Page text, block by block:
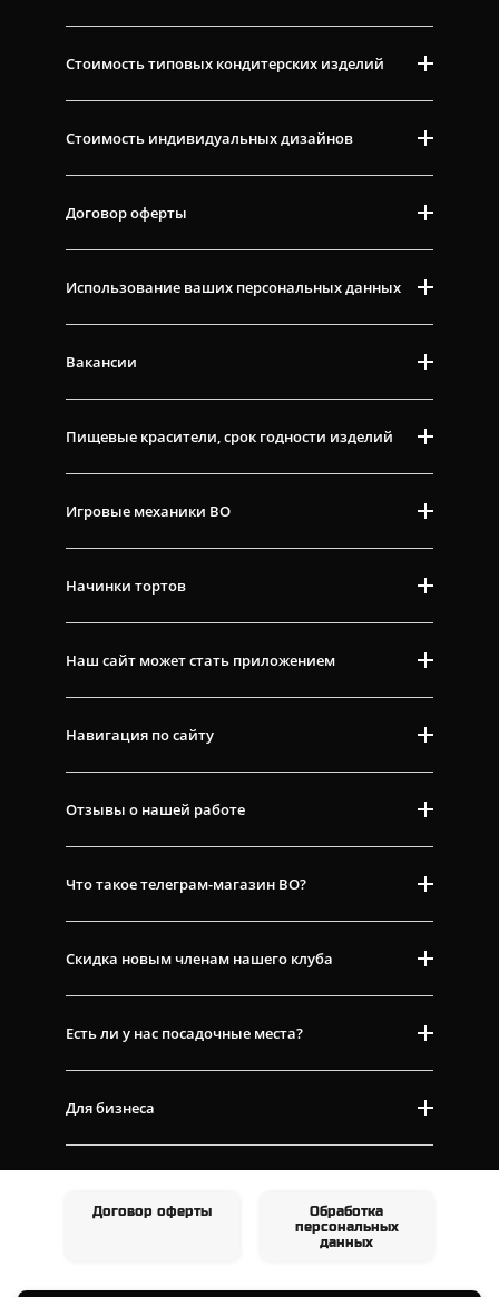
Стоимость типовых кондитерских изделий
Стоимость индивидуальных дизайнов
Договор оферты
Использование ваших персональных данных
Вакансии
Пищевые красители, срок годности изделий
Игровые механики ВО
Начинки тортов
Наш сайт может стать приложением
Навигация по сайту
Отзывы о нашей работе
Что такое телеграм-магазин ВО?
Скидка новым членам нашего клуба
Есть ли у нас посадочные места?
Для бизнеса
Договор оферты
Обработка
персональных
данных